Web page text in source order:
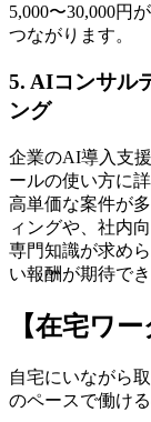
5,000〜30,000円
つながります。
5. AIコンサル
ング
企業のAI導入支
ールの使い方に
高単価な案件が
ィングや、社内
専門知識が求め
い報酬が期待でき
【在宅ワ
自宅にいながら
のペースで働け